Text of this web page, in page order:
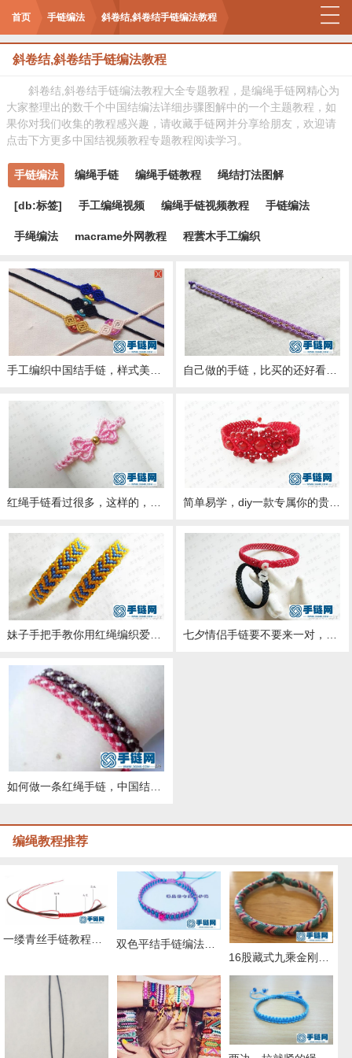
首页 手链编法 斜卷结,斜卷结手链编法教程
斜卷结,斜卷结手链编法教程
斜卷结,斜卷结手链编法教程大全专题教程，是编绳手链网精心为
大家整理出的数千个中国结编法详细步骤图解中的一个主题教程，如
果你对我们收集的教程感兴趣，请收藏手链网并分享给朋友，欢迎请
点击下方更多中国结视频教程专题教程阅读学习。
手链编法 编绳手链 编绳手链教程 绳结打法图解
[db:标签] 手工编绳视频 编绳手链视频教程 手链编法
手绳编法 macrame外网教程 程蕓木手工编织
自己做的手链，比买的还好看，你要吗？
简单易学，diy一款专属你的贵妃红绳手链
妹子手把手教你用红绳编织爱心手链
如何做一条红绳手链，中国结斜卷结教程综合运用，纯手工编织
编绳教程推荐
双色平结手链编法图解，附平结手链收尾方法